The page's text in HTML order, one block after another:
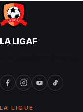
LA LIGAF
LA LIGUE